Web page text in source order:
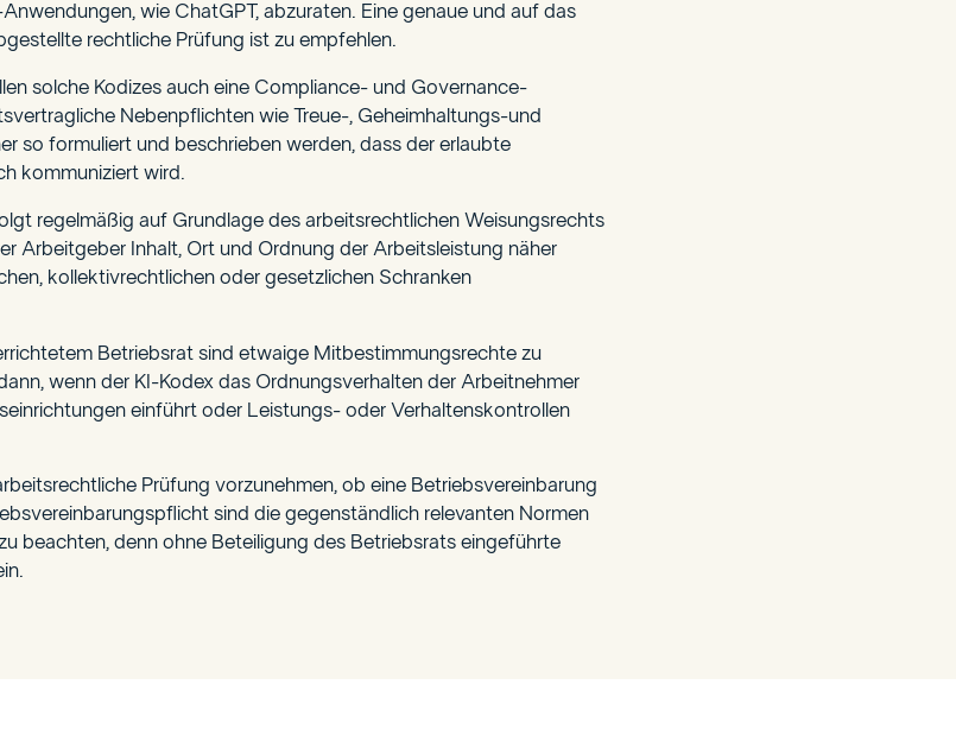
wie ChatGPT, abzuraten. Eine genaue und auf das
rechtliche Prüfung ist zu empfehlen.
solche Kodizes auch eine Compliance- und Governance-
Nebenpflichten wie Treue-, Geheimhaltungs-und
so formuliert und beschrieben werden, dass der erlaubte
kommuniziert wird.
regelmäßig auf Grundlage des arbeitsrechtlichen Weisungsrechts
Arbeitgeber Inhalt, Ort und Ordnung der Arbeitsleistung näher
kollektivrechtlichen oder gesetzlichen Schranken
Betriebsrat sind etwaige Mitbestimmungsrechte zu
wenn der KI-Kodex das Ordnungsverhalten der Arbeitnehmer
einführt oder Leistungs- oder Verhaltenskontrollen
Prüfung vorzunehmen, ob eine Betriebsvereinbarung
sind die gegenständlich relevanten Normen
beachten, denn ohne Beteiligung des Betriebsrats eingeführte